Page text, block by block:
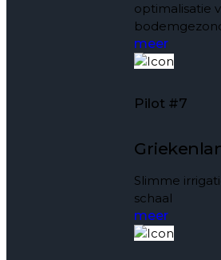
optimalisatie
meer
Pilot #7
Slimme
schaal
meer